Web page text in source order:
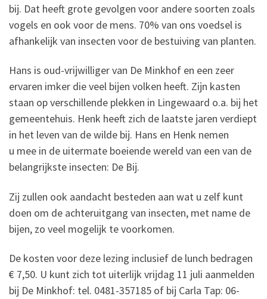
bij. Dat heeft grote gevolgen voor andere soorten zoals
vogels en ook voor de mens. 70% van ons voedsel is
afhankelijk van insecten voor de bestuiving van planten.
Hans is oud-vrijwilliger van De Minkhof en een zeer
ervaren imker die veel bijen volken heeft. Zijn kasten
staan op verschillende plekken in Lingewaard o.a. bij het
gemeentehuis. Henk heeft zich de laatste jaren verdiept
in het leven van de wilde bij. Hans en Henk nemen
u mee in de uitermate boeiende wereld van een van de
belangrijkste insecten: De Bij.
Zij zullen ook aandacht besteden aan wat u zelf kunt
doen om de achteruitgang van insecten, met name de
bijen, zo veel mogelijk te voorkomen.
De kosten voor deze lezing inclusief de lunch bedragen
€ 7,50. U kunt zich tot uiterlijk vrijdag 11 juli aanmelden
bij De Minkhof: tel. 0481-357185 of bij Carla Tap: 06-